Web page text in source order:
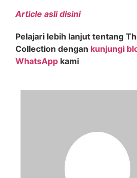
Article asli disini
Pelajari lebih lanjut tentang
Collection dengan kunjungi
WhatsApp kami